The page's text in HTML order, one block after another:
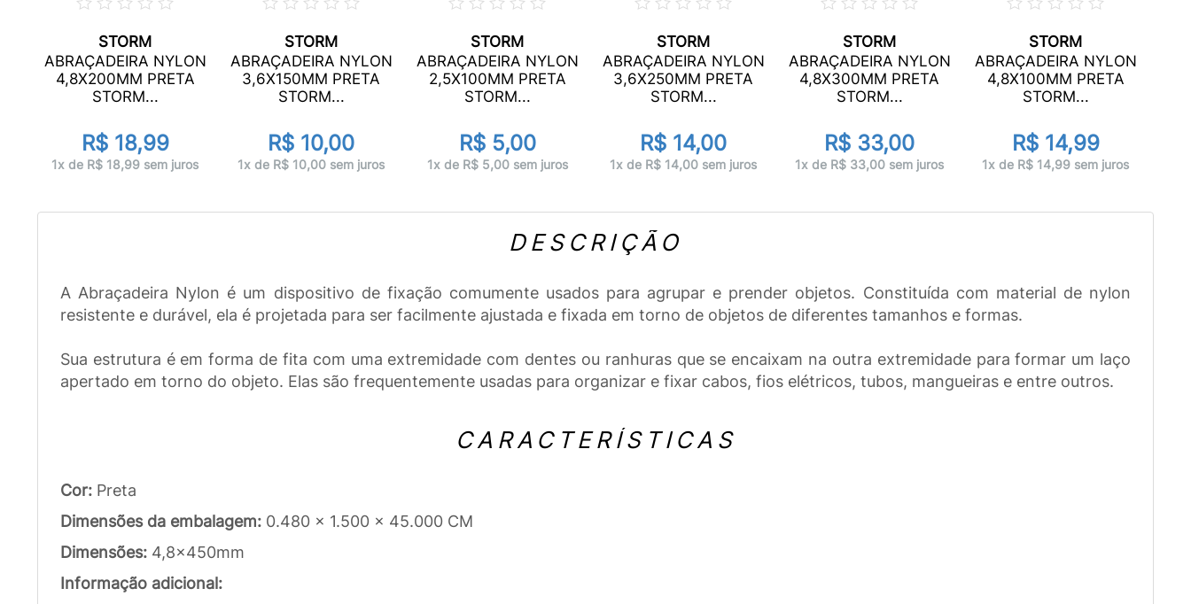
STORM
ABRAÇADEIRA NYLON
4,8X200MM PRETA
STORM...
R$ 18,99
1x de R$ 18,99 sem juros
STORM
ABRAÇADEIRA NYLON
3,6X150MM PRETA
STORM...
R$ 10,00
1x de R$ 10,00 sem juros
STORM
ABRAÇADEIRA NYLON
2,5X100MM PRETA
STORM...
R$ 5,00
1x de R$ 5,00 sem juros
STORM
ABRAÇADEIRA NYLON
3,6X250MM PRETA
STORM...
R$ 14,00
1x de R$ 14,00 sem juros
STORM
ABRAÇADEIRA NYLON
4,8X300MM PRETA
STORM...
R$ 33,00
1x de R$ 33,00 sem juros
STORM
ABRAÇADEIRA NYLON
4,8X100MM PRETA
STORM...
R$ 14,99
1x de R$ 14,99 sem juros
DESCRIÇÃO
A Abraçadeira Nylon é um dispositivo de fixação comumente usados para agrupar e prender objetos. Constituída com material de nylon
resistente e durável, ela é projetada para ser facilmente ajustada e fixada em torno de objetos de diferentes tamanhos e formas.
Sua estrutura é em forma de fita com uma extremidade com dentes ou ranhuras que se encaixam na outra extremidade para formar um laço
apertado em torno do objeto. Elas são frequentemente usadas para organizar e fixar cabos, fios elétricos, tubos, mangueiras e entre outros.
CARACTERÍSTICAS
Cor: Preta
Dimensões da embalagem: 0.480 x 1.500 x 45.000 CM
Dimensões: 4,8x450mm
Informação adicional: